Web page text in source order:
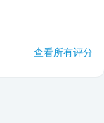
查看所有评分